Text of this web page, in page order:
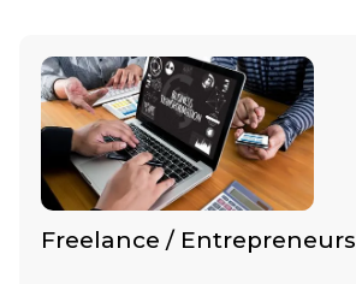
Freelance / Entrepreneurs